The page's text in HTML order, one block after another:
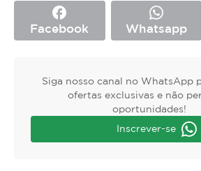
facebook
Facebook Whatsapp
Siga nosso canal no WhatsApp
ofertas exclusivas e não
oportunidades!
Inscrever-se